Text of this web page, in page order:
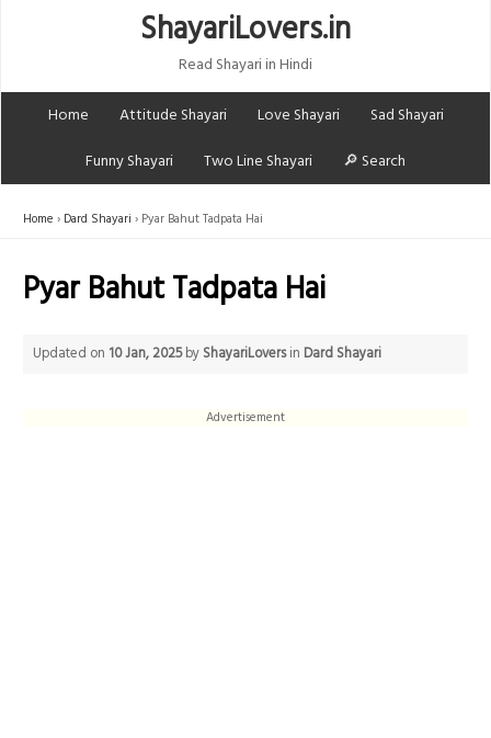
ShayariLovers.in
Read Shayari in Hindi
Home
Attitude Shayari Love Shayari
Sad Shayari
Funny Shayari
Two Line Shayari 🔎 Search
Home Dard Shayari Pyar Bahut Tadpata Hai
Pyar Bahut Tadpata Hai
Updated on 10 Jan, 2025by ShayariLoversin Dard Shayari
Advertisement